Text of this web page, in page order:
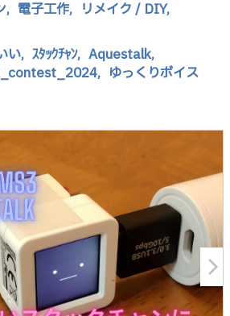
, 電子工作, リメイク / DIY,
い, ｽﾀｯｸﾁｬﾝ, Aquestalk,
ゆっくりボイス
arrow_forward_ios